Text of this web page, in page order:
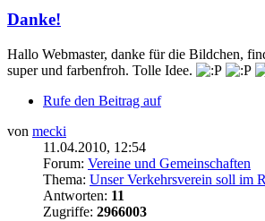
Danke!
Hallo Webmaster, danke für die Bildchen,
super und farbenfroh. Tolle Idee.
Rufe den Beitrag auf
von mecki
11.04.2010, 12:54
Forum: Vereine und Gemeinschaften
Thema: Unser Verkehrsverein soll im
Antworten: 11
Zugriffe: 2966003